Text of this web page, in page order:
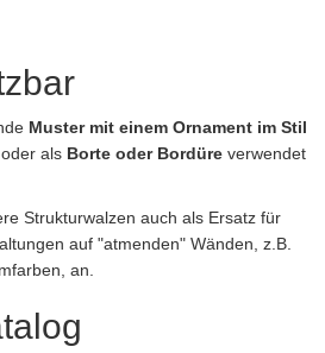
Muster mit einem Ornament im Stil
als Borte oder Bordüre verwendet
Strukturwalzen auch als Ersatz für
auf "atmenden" Wänden, z.B.
an.